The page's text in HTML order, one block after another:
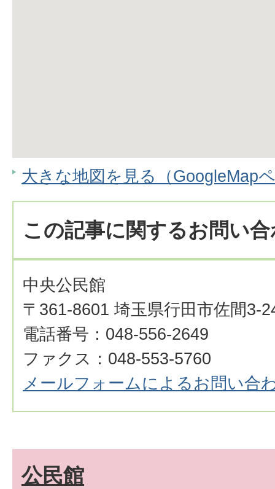
大きな地図を見る（GoogleMap
この記事に関するお問い
中央公民館
〒361-8601 埼玉県行田市佐間3-
電話番号：048-556-2649
ファクス：048-553-5760
メールフォームによるお問い合
公民館